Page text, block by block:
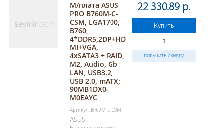
М/плата ASUS
PRO B760M-C-
CSM, LGA1700,
B760,
4*DDR5,2DP+HD
MI+VGA,
4xSATA3 + RAID,
M2, Audio, Gb
LAN, USB3.2,
USB 2.0, mATX;
90MB1DX0-
M0EAYC
Артикул: B760M-C-CSM
ASUS
22 330.89 р.
Купить
получить скидку